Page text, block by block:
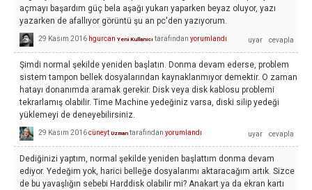
açmayı başardım güç bela aşağı yukarı yaparken beyaz oluyor, yazı
yazarken de afallıyor görüntü şu an pc'den yazıyorum.
29 Kasım 2016 hgurcan Yeni Kullanıcı tarafından yorumlandı
Şimdi normal şekilde yeniden başlatın. Donma devam ederse, problem
sistem tampon bellek dosyalarından kaynaklanmıyor demektir. O zaman
hatayı donanımda aramak gerekir. Disk veya disk kablosu problemi
tekrarlamış olabilir. Time Machine yedeğiniz varsa, diski silip yedeği
yüklemeyi de deneyebilirsiniz.
29 Kasım 2016cüneyt Uzman tarafından yorumlandı
Dediğinizi yaptım, normal şekilde yeniden başlattım donma devam
ediyor. Yedeğim yok, harici belleğe dosyalarımı aktaracağım artık. Sizce
de bu yavaşlığın sebebi Harddisk olabilir mi? Anakart ya da ekran kartı